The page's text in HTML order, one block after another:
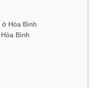
ở Hòa Bình
Bình